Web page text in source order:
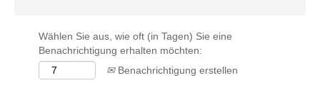
Wählen Sie aus, wie oft (in Tagen) Sie eine
Benachrichtigung erhalten möchten:
Benachrichtigung erstellen